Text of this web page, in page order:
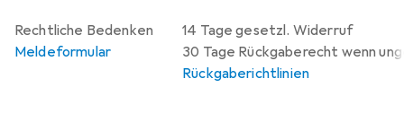
14 Tage gesetzl. Widerruf
30 Tage Rückgaberecht wenn
Rückgaberichtlinien
Rechtliche Bedenken
Meldeformular